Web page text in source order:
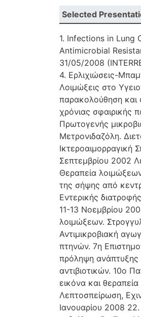
Selected
1. Infections in Lung
Antimicrobial
31/05/2008
4. Ερλιχιώσεις-
Λοιμώξεις στο
παρακολούθηση και
χρόνιας σφαιρικής
Πρωτογενής
Μετρονιδαζόλη.
Ικτεροαιμορραγική
Σεπτεμβρίου 2002
Θεραπεία
της σήψης από
Εντερικής
11-13 Νοεμβρίου
λοιμώξεων.
Αντιμικροβιακή
πτηνών. 7η
πρόληψη ανάπτυξης
αντιβιοτικών. 10ο
εικόνα και
Λεπτοσπείρωση,
Ιανουαρίου 2008